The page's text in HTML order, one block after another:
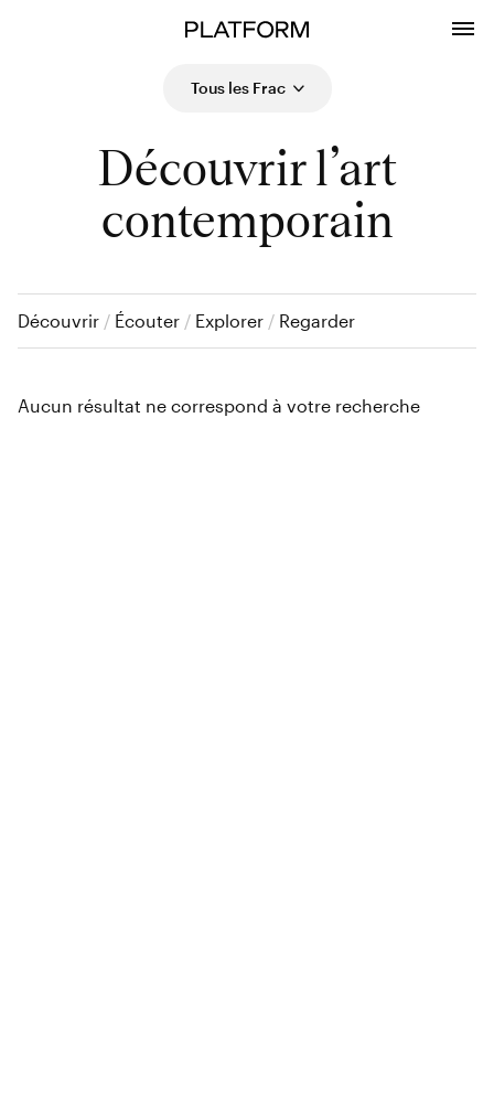
Tous les Frac
Découvrir l’art
contemporain
Découvrir / Écouter / Explorer / Regarder
Aucun résultat ne correspond à votre recherche